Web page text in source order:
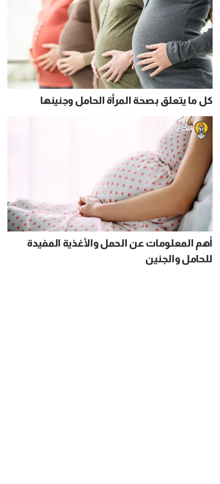
كل ما يتعلق بصحة المرأة الحامل وجنينها
أهم المعلومات عن الحمل والأغذية المفيدة
للحامل والجنين